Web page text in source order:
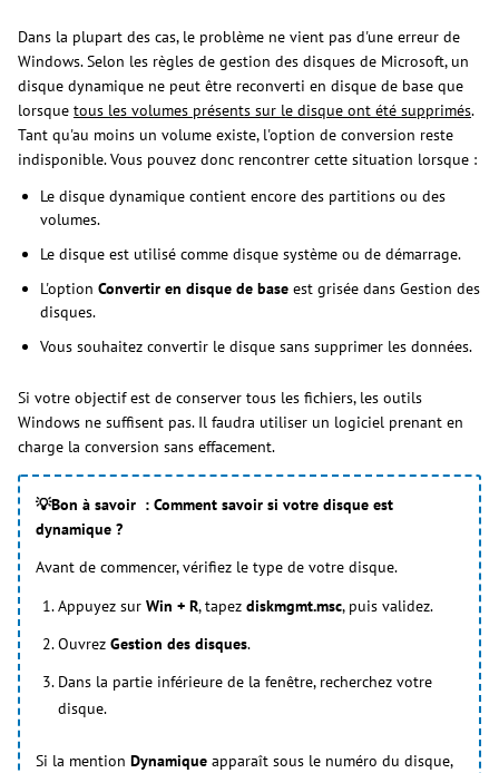
Dans la plupart des cas, le problème ne vient pas d'une erreur de
Windows. Selon les règles de gestion des disques de Microsoft, un
disque dynamique ne peut être reconverti en disque de base que
lorsque tous les volumes présents sur le disque ont été supprimés.
Tant qu'au moins un volume existe, l'option de conversion reste
indisponible. Vous pouvez donc rencontrer cette situation lorsque :
Le disque dynamique contient encore des partitions ou des
volumes.
Le disque est utilisé comme disque système ou de démarrage.
L'option Convertir en disque de base est grisée dans Gestion des
disques.
Vous souhaitez convertir le disque sans supprimer les données.
Si votre objectif est de conserver tous les fichiers, les outils
Windows ne suffisent pas. Il faudra utiliser un logiciel prenant en
charge la conversion sans effacement.
💡Bon à savoir : Comment savoir si votre disque est
dynamique ?
Avant de commencer, vérifiez le type de votre disque.
Appuyez sur Win + R, tapez diskmgmt.msc, puis validez.
Ouvrez Gestion des disques.
Dans la partie inférieure de la fenêtre, recherchez votre
disque.
Si la mention Dynamique apparaît sous le numéro du disque,